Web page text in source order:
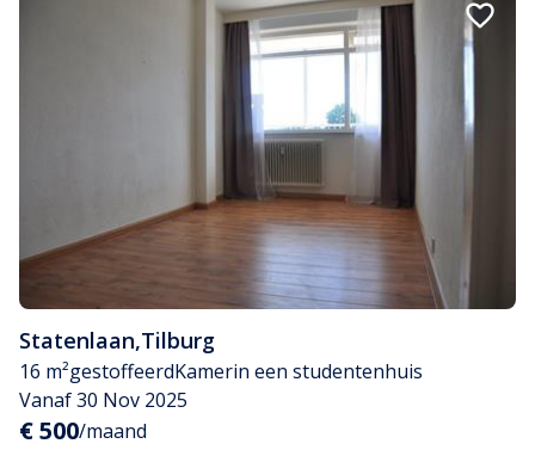
Statenlaan,Tilburg
16 m²gestoffeerdKamerin een studentenhuis
Vanaf 30 Nov 2025
€ 500/maand